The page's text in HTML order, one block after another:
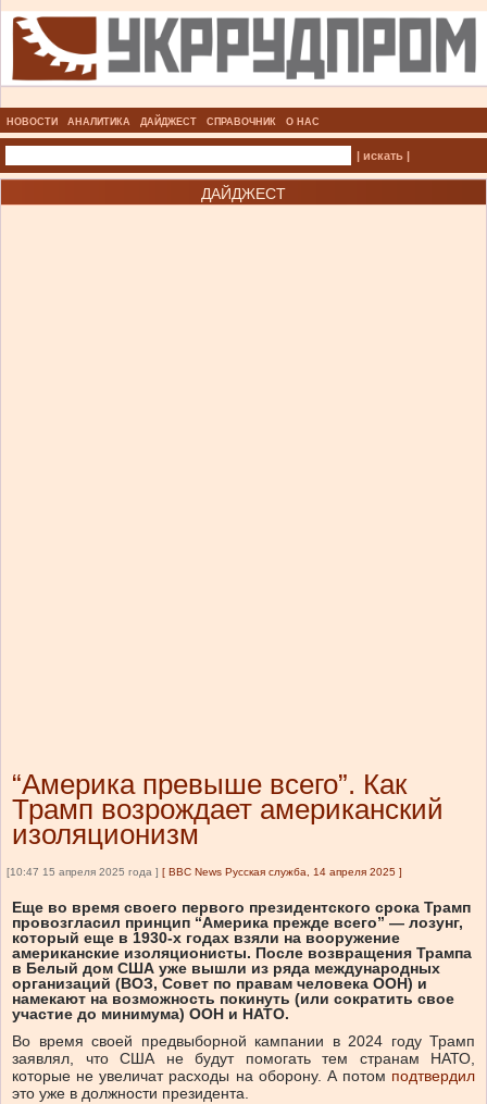
НОВОСТИ АНАЛИТИКА ДАЙДЖЕСТ СПРАВОЧНИК О НАС
| искать |
ДАЙДЖЕСТ
“Америка превыше всего”. Как
Трамп возрождает американский
изоляционизм
[10:47 15 апреля 2025 года ] [ BBC News Русская служба, 14 апреля 2025 ]
Еще во время своего первого президентского срока Трамп
провозгласил принцип “Америка прежде всего” — лозунг,
который еще в 1930-х годах взяли на вооружение
американские изоляционисты. После возвращения Трампа
в Белый дом США уже вышли из ряда международных
организаций (ВОЗ, Совет по правам человека ООН) и
намекают на возможность покинуть (или сократить свое
участие до минимума) ООН и НАТО.
Во время своей предвыборной кампании в 2024 году Трамп
заявлял, что США не будут помогать тем странам НАТО,
которые не увеличат расходы на оборону. А потом подтвердил
это уже в должности президента.